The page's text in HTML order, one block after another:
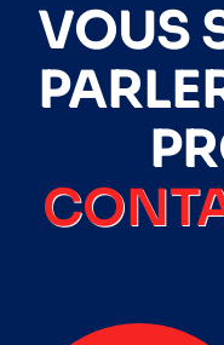
VOUS